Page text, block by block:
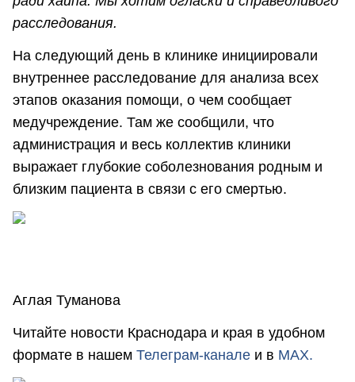
расследования.
На следующий день в клинике инициировали
внутреннее расследование для анализа всех
этапов оказания помощи, о чем сообщает
медучреждение. Там же сообщили, что
администрация и весь коллектив клиники
выражает глубокие соболезнования родным и
близким пациента в связи с его смертью.
Аглая Туманова
Читайте новости Краснодара и края в удобном
формате в нашем Телеграм-канале и в MAX.